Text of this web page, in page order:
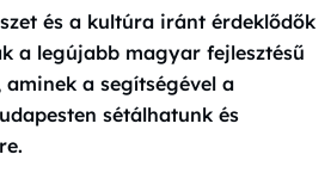
és a kultúra iránt érdeklődők
a legújabb magyar fejlesztésű
a segítségével a
sétálhatunk és